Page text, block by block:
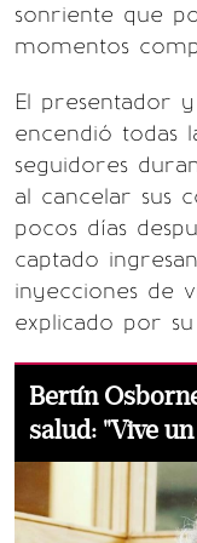
sonriente que
momentos
El presentador
encendió todas
seguidores
al cancelar sus
pocos días
captado
inyecciones de
explicado por
Bertín
salud: "Vive